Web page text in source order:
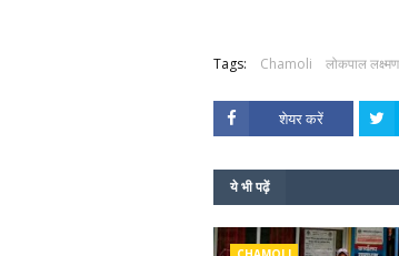
Tags: Chamoli लोकपाल
शेयर करें
ये भी पढ़ें